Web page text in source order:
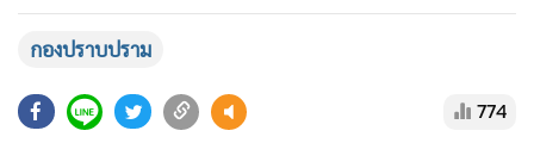
กองปราบปราม
774